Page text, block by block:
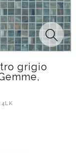
grigio